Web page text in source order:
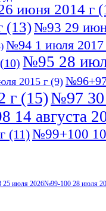
июня 2014 г
(13)№93 29
№94 1 июля 2017
(10) №95 28
2015 г (9)
г (15)№97 30
14 августа
(11)№99+100 10
июля 2026№99-100 28 июля